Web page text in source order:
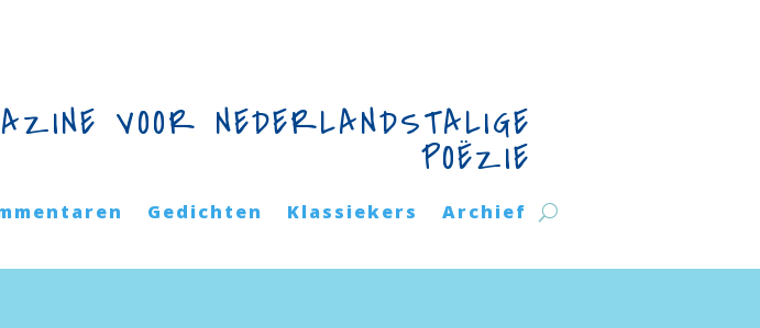
VOOR NEDERLANDSTALIGE
POËZIE
Gedichten Klassiekers Archief